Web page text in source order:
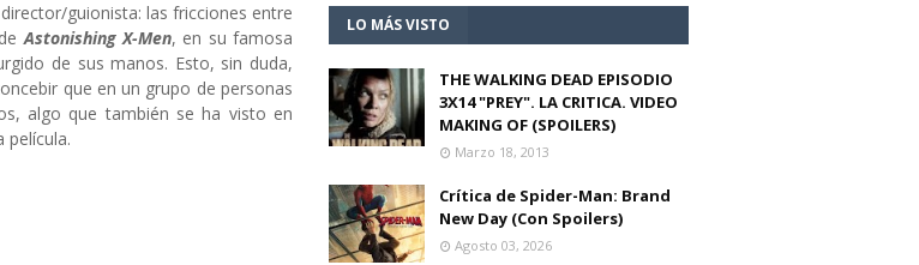
guionista: las fricciones entre
Astonishing X-Men, en su famosa
de sus manos. Esto, sin duda,
que en un grupo de personas
algo que también se ha visto en
película.
LO MÁS VISTO
THE WALKING DEAD EPISODIO
3X14 "PREY". LA CRITICA. VIDEO
MAKING OF (SPOILERS)
Marzo 18, 2013
Crítica de Spider-Man: Brand
New Day (Con Spoilers)
Agosto 03, 2026